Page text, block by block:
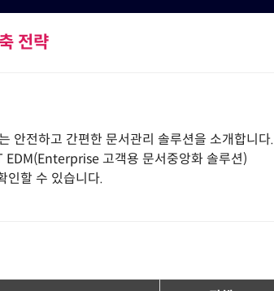
전략
안전하고 간편한 문서관리 솔루션을 소개합니다.
EDM(Enterprise 고객용 문서중앙화 솔루션)
인할 수 있습니다.